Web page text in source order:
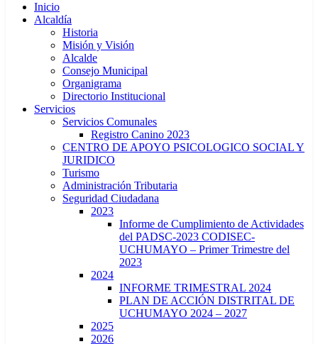
Inicio
Alcaldía
Historia
Misión y Visión
Alcalde
Consejo Municipal
Organigrama
Directorio Institucional
Servicios
Servicios Comunales
Registro Canino 2023
CENTRO DE APOYO PSICOLOGICO SOCIAL Y
JURIDICO
Turismo
Administración Tributaria
Seguridad Ciudadana
2023
Informe de Cumplimiento de Actividades
del PADSC-2023 CODISEC-
UCHUMAYO – Primer Trimestre del
2023
2024
INFORME TRIMESTRAL 2024
PLAN DE ACCIÓN DISTRITAL DE
UCHUMAYO 2024 – 2027
2025
2026